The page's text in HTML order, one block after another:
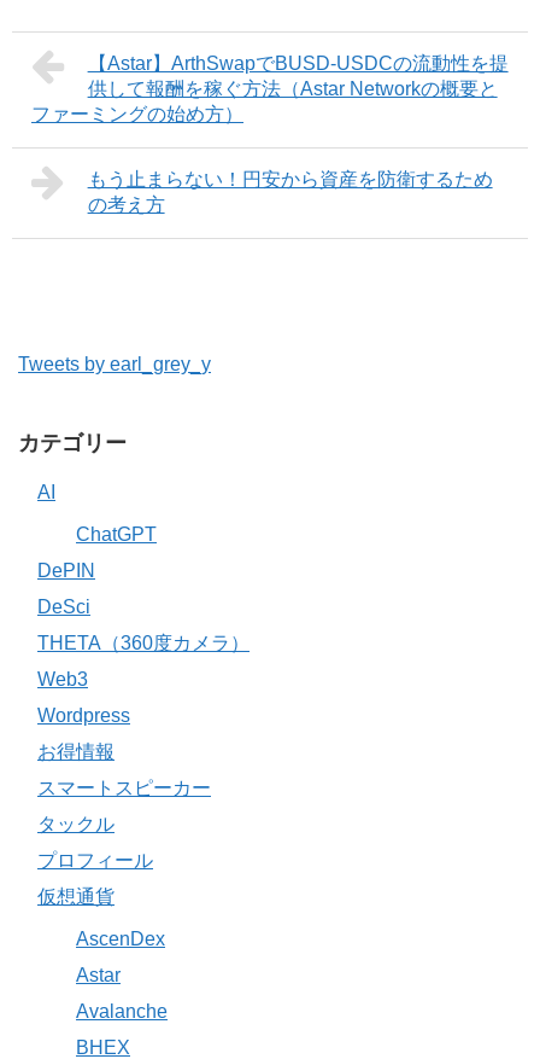
【Astar】ArthSwapでBUSD-USDCの流動性を提
供して報酬を稼ぐ方法（Astar Networkの概要と
ファーミングの始め方）
もう止まらない！円安から資産を防衛するため
の考え方
Tweets by earl_grey_y
カテゴリー
AI
ChatGPT
DePIN
DeSci
THETA（360度カメラ）
Web3
Wordpress
お得情報
スマートスピーカー
タックル
プロフィール
仮想通貨
AscenDex
Astar
Avalanche
BHEX